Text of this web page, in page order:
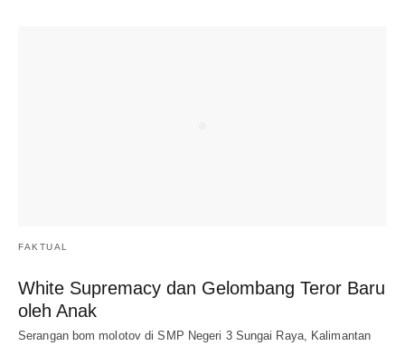
FAKTUAL
White Supremacy dan Gelombang Teror Baru
oleh Anak
Serangan bom molotov di SMP Negeri 3 Sungai Raya, Kalimantan